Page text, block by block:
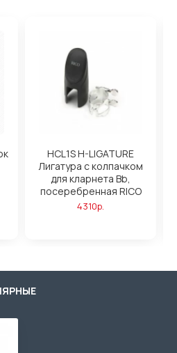
HCL1S H-LIGATURE
Лигатура с колпачком
для кларнета Bb,
посеребренная RICO
4310р.